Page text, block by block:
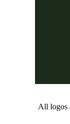
All logos